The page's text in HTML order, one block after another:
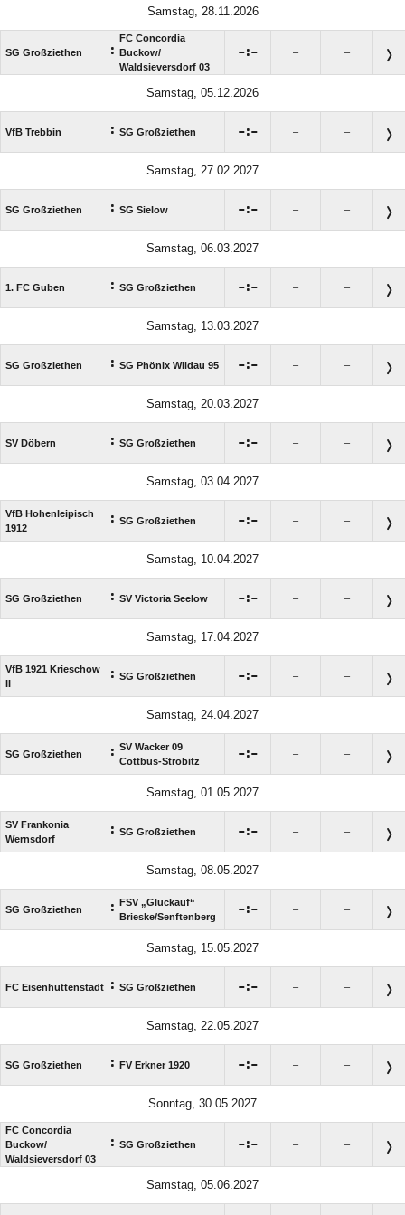
Samstag, 28.11.2026
SG Großziethen :
FC Concordia
Buckow/​
Waldsieversdorf 03
: – –
Samstag, 05.12.2026
VfB Trebbin : SG Großziethen : – –
Samstag, 27.02.2027
SG Großziethen : SG Sielow : – –
Samstag, 06.03.2027
1. FC Guben : SG Großziethen : – –
Samstag, 13.03.2027
SG Großziethen : SG Phönix Wildau 95 : – –
Samstag, 20.03.2027
SV Döbern : SG Großziethen : – –
Samstag, 03.04.2027
VfB Hohenleipisch
1912
: SG Großziethen : – –
Samstag, 10.04.2027
SG Großziethen : SV Victoria Seelow : – –
Samstag, 17.04.2027
VfB 1921 Krieschow
: SG Großziethen : – –
Samstag, 24.04.2027
SG Großziethen : SV Wacker 09
Cottbus-Ströbitz
: – –
Samstag, 01.05.2027
SV Frankonia
Wernsdorf
: SG Großziethen : – –
Samstag, 08.05.2027
SG Großziethen :
FSV „Glückauf“
Brieske/​Senftenberg
: – –
Samstag, 15.05.2027
FC Eisenhüttenstadt : SG Großziethen : – –
Samstag, 22.05.2027
SG Großziethen : FV Erkner 1920 : – –
Sonntag, 30.05.2027
FC Concordia
Buckow/​
Waldsieversdorf 03
: SG Großziethen : – –
Samstag, 05.06.2027